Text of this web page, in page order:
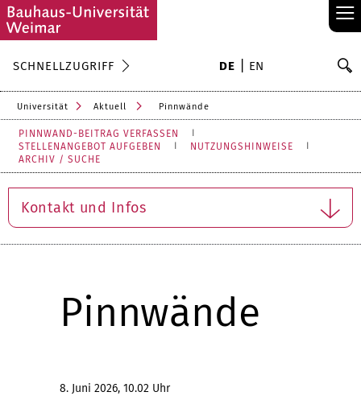
≡
SCHNELLZUGRIFF DE EN
Universität Aktuell Pinnwände
PINNWAND-BEITRAG VERFASSEN
STELLENANGEBOT AUFGEBEN
NUTZUNGSHINWEISE
ARCHIV / SUCHE
Kontakt und Infos
Pinnwände
8. Juni 2026, 10.02 Uhr